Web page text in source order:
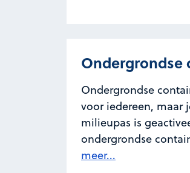
Ondergrondse
Ondergrondse
voor iedereen, maar
milieupas is
ondergrondse
meer...